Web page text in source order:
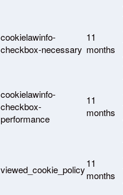
cookielawinfo-
checkbox-necessary
11
months
cookielawinfo-
checkbox-
performance
11
months
viewed_cookie_policy
11
months